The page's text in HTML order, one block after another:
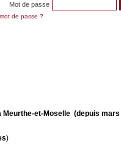
Mot de passe
mot de passe ?
et-Moselle (depuis mars
)